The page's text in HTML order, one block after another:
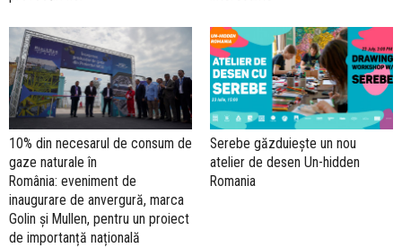
10% din necesarul de consum de
gaze naturale în
România: eveniment de
inaugurare de anvergură, marca
Golin și Mullen, pentru un proiect
de importanță națională
Serebe găzduiește un nou
atelier de desen Un-hidden
Romania